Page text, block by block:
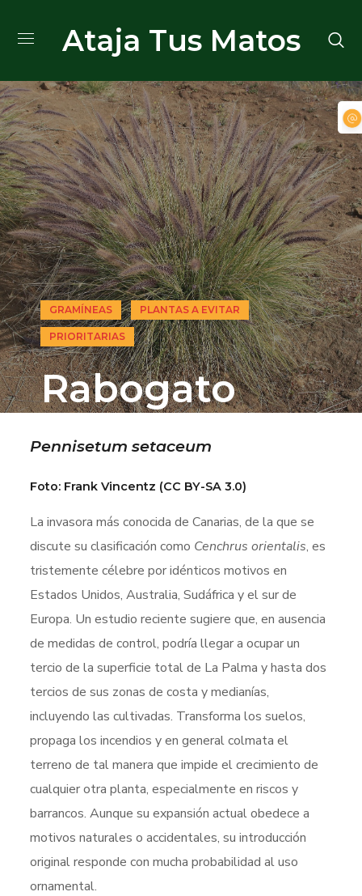
Ataja Tus Matos
GRAMÍNEAS PLANTAS A EVITAR
PRIORITARIAS
Rabogato
Pennisetum setaceum
Foto: Frank Vincentz (CC BY-SA 3.0)
La invasora más conocida de Canarias, de la que se
discute su clasificación como Cenchrus orientalis, es
tristemente célebre por idénticos motivos en
Estados Unidos, Australia, Sudáfrica y el sur de
Europa. Un estudio reciente sugiere que, en ausencia
de medidas de control, podría llegar a ocupar un
tercio de la superficie total de La Palma y hasta dos
tercios de sus zonas de costa y medianías,
incluyendo las cultivadas. Transforma los suelos,
propaga los incendios y en general colmata el
terreno de tal manera que impide el crecimiento de
cualquier otra planta, especialmente en riscos y
barrancos. Aunque su expansión actual obedece a
motivos naturales o accidentales, su introducción
original responde con mucha probabilidad al uso
ornamental.